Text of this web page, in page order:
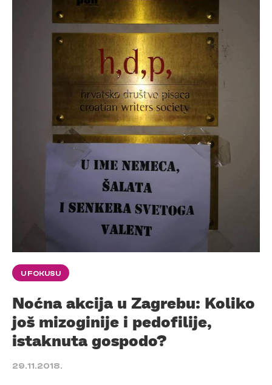
U FOKUSU
Noćna akcija u Zagrebu: Koliko
još mizoginije i pedofilije,
istaknuta gospodo?
29.11.2018.